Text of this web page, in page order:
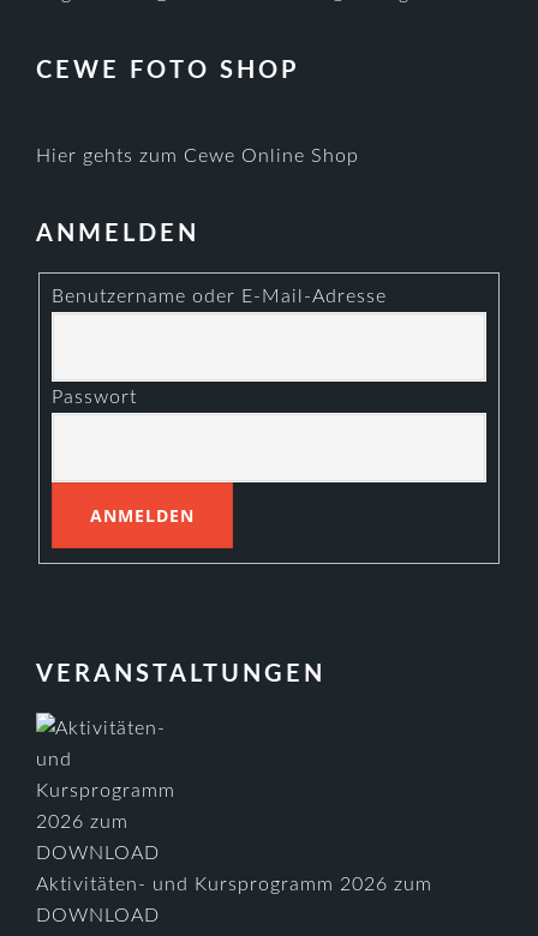
CEWE FOTO SHOP
Hier gehts zum Cewe Online Shop
ANMELDEN
Benutzername oder E-Mail-Adresse
Passwort
VERANSTALTUNGEN
Aktivitäten- und Kursprogramm 2026 zum
DOWNLOAD